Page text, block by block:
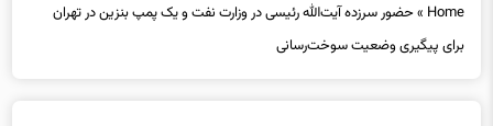
Home
»حضور سرزده آیت‌الله رئیسی در وزارت نفت و یک پمپ بنزین در تهران
برای پیگیری وضعیت سوخت‌‌رسانی